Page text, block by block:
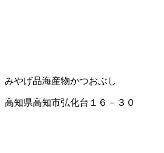
みやげ品海産物かつおぶし
高知県高知市弘化台１６－３０